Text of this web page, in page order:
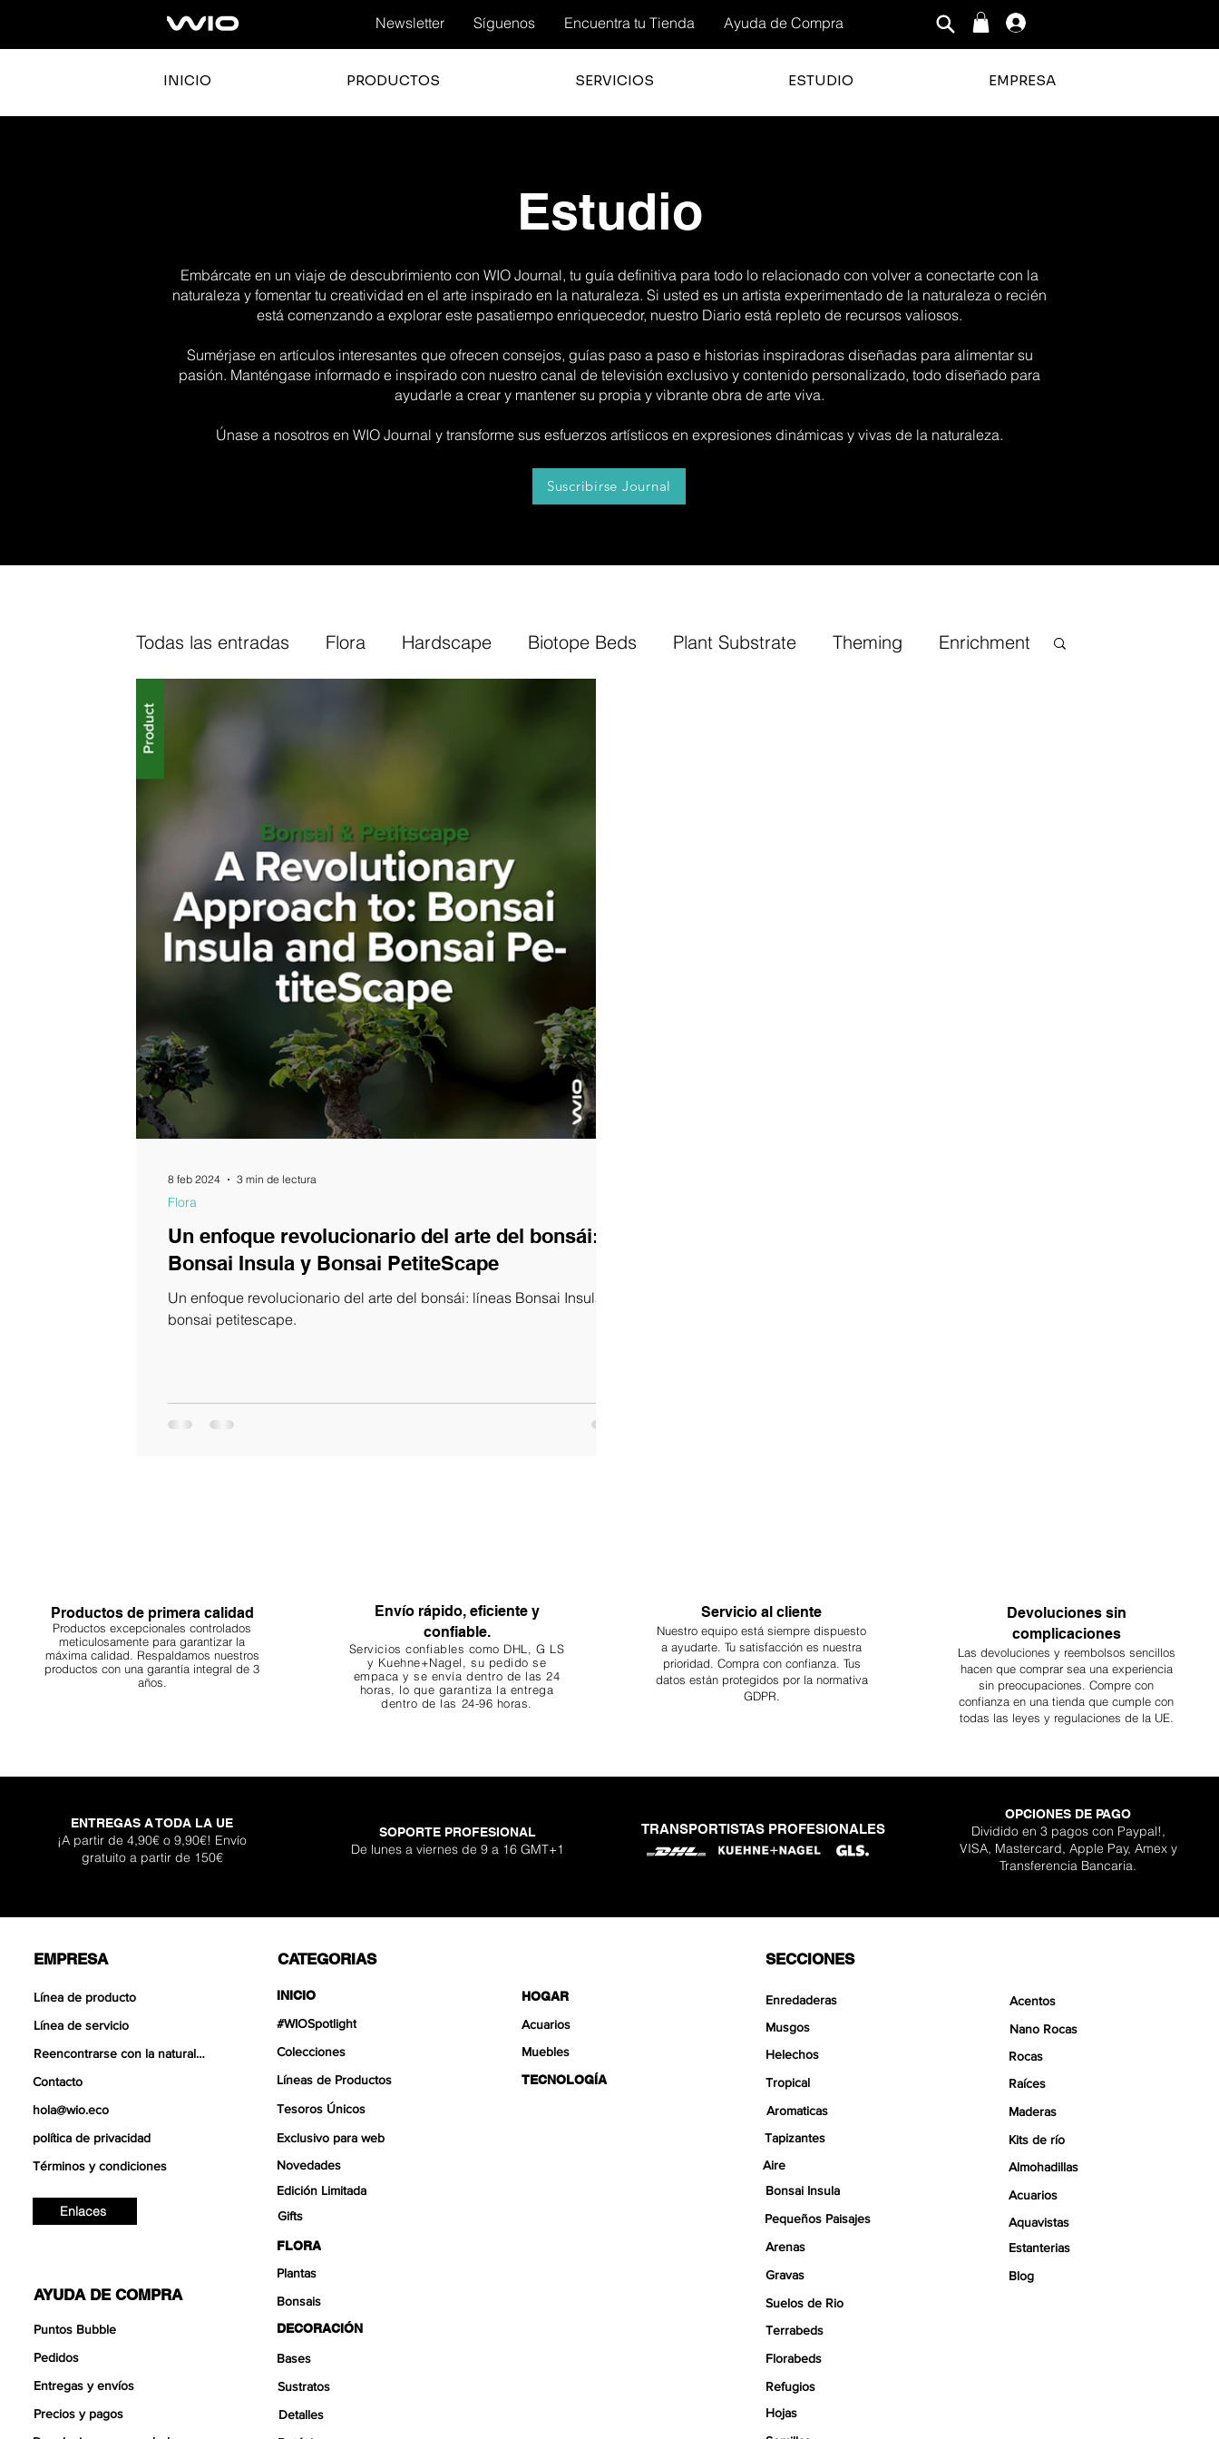
Newsletter Síguenos Encuentra tu Tienda Ayuda de Compra
INICIO PRODUCTOS SERVICIOS ESTUDIO EMPRESA
Estudio
Embárcate en un viaje de descubrimiento con WIO Journal, tu guía definitiva para todo lo relacionado con volver a conectarte con la
naturaleza y fomentar tu creatividad en el arte inspirado en la naturaleza. Si usted es un artista experimentado de la naturaleza o recién
está comenzando a explorar este pasatiempo enriquecedor, nuestro Diario está repleto de recursos valiosos.
Sumérjase en artículos interesantes que ofrecen consejos, guías paso a paso e historias inspiradoras diseñadas para alimentar su
pasión. Manténgase informado e inspirado con nuestro canal de televisión exclusivo y contenido personalizado, todo diseñado para
ayudarle a crear y mantener su propia y vibrante obra de arte viva.
Únase a nosotros en WIO Journal y transforme sus esfuerzos artísticos en expresiones dinámicas y vivas de la naturaleza.
Suscribirse Journal
Todas las entradas Flora Hardscape Biotope Beds Plant Substrate Theming Enrichment
Decor kits
Un enfoque revolucionario del arte del bonsái:
Bonsai Insula y Bonsai PetiteScape
Un enfoque revolucionario del arte del bonsái: líneas Bonsai Insula y
bonsai petitescape.
Flora
8 feb 2024 3 min de lectura
Productos de primera calidad
Productos excepcionales controlados
meticulosamente para garantizar la
máxima calidad. Respaldamos nuestros
productos con una garantía integral de 3
años.
Envío rápido, eficiente y
confiable.
Servicios confiables como DHL, G LS
y Kuehne+Nagel, su pedido se
empaca y se envía dentro de las 24
horas, lo que garantiza la entrega
dentro de las 24-96 horas.
Servicio al cliente
Nuestro equipo está siempre dispuesto
a ayudarte. Tu satisfacción es nuestra
prioridad. Compra con confianza. Tus
datos están protegidos por la normativa
GDPR.
Devoluciones sin
complicaciones
Las devoluciones y reembolsos sencillos
hacen que comprar sea una experiencia
sin preocupaciones. Compre con
confianza en una tienda que cumple con
todas las leyes y regulaciones de la UE.
ENTREGAS A TODA LA UE
¡A partir de 4,90€ o 9,90€! Envío
gratuito a partir de 150€
SOPORTE PROFESIONAL
De lunes a viernes de 9 a 16 GMT+1
TRANSPORTISTAS PROFESIONALES
OPCIONES DE PAGO
Dividido en 3 pagos con Paypal!,
VISA, Mastercard, Apple Pay, Amex y
Transferencia Bancaria.
EMPRESA
Línea de producto
Línea de servicio
Reencontrarse con la naturaleza
Contacto
hola@wio.eco
política de privacidad
Términos y condiciones
Enlaces
AYUDA DE COMPRA
Puntos Bubble
Pedidos
Entregas y envíos
Precios y pagos
CATEGORIAS
INICIO
#WIOSpotlight
Colecciones
Líneas de Productos
Tesoros Únicos
Exclusivo para web
Novedades
Edición Limitada
Gifts
FLORA
Plantas
Bonsais
DECORACIÓN
Bases
Sustratos
Detalles
HOGAR
Acuarios
Muebles
TECNOLOGÍA
SECCIONES
Enredaderas
Musgos
Helechos
Tropical
Aromaticas
Tapizantes
Aire
Bonsai Insula
Pequeños Paisajes
Arenas
Gravas
Suelos de Rio
Terrabeds
Florabeds
Refugios
Hojas
Acentos
Nano Rocas
Rocas
Raíces
Maderas
Kits de río
Almohadillas
Acuarios
Aquavistas
Estanterias
Blog